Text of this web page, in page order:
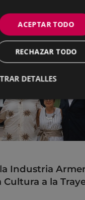
Industria
Cultura a la
ACEPTAR TODO
RECHAZAR TODO
DETALLES